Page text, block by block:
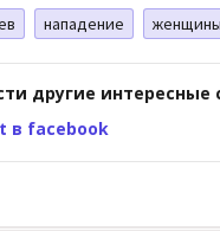
нападение женщины
другие
в facebook